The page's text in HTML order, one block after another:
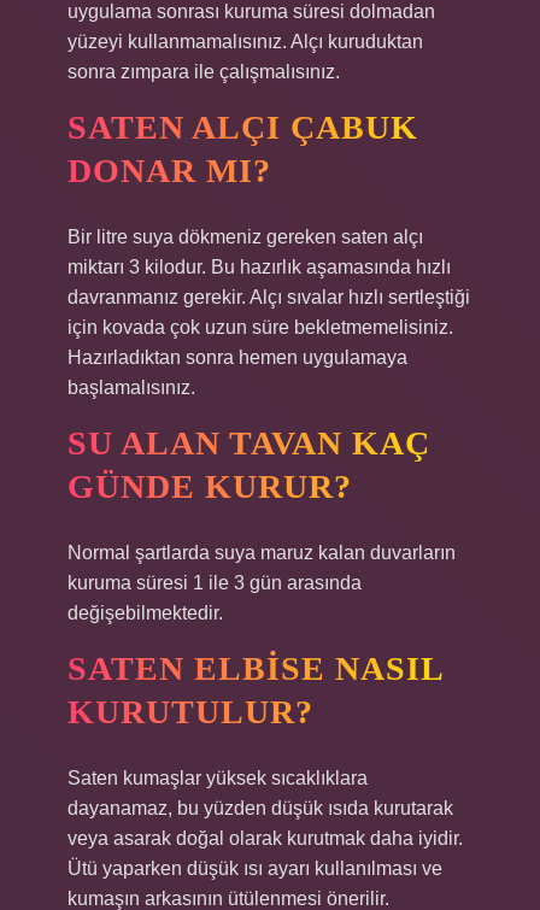
uygulama sonrası kuruma süresi dolmadan
yüzeyi kullanmamalısınız. Alçı kuruduktan
sonra zımpara ile çalışmalısınız.
SATEN ALÇI ÇABUK
DONAR MI?
Bir litre suya dökmeniz gereken saten alçı
miktarı 3 kilodur. Bu hazırlık aşamasında hızlı
davranmanız gerekir. Alçı sıvalar hızlı sertleştiği
için kovada çok uzun süre bekletmemelisiniz.
Hazırladıktan sonra hemen uygulamaya
başlamalısınız.
SU ALAN TAVAN KAÇ
GÜNDE KURUR?
Normal şartlarda suya maruz kalan duvarların
kuruma süresi 1 ile 3 gün arasında
değişebilmektedir.
SATEN ELBISE NASIL
KURUTULUR?
Saten kumaşlar yüksek sıcaklıklara
dayanamaz, bu yüzden düşük ısıda kurutarak
veya asarak doğal olarak kurutmak daha iyidir.
Ütü yaparken düşük ısı ayarı kullanılması ve
kumaşın arkasının ütülenmesi önerilir.